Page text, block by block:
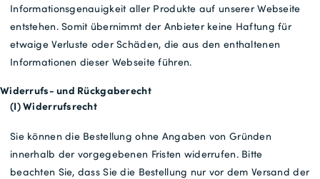
Informationsgenauigkeit aller Produkte auf unserer Webseite
entstehen. Somit übernimmt der Anbieter keine Haftung für
etwaige Verluste oder Schäden, die aus den enthaltenen
Informationen dieser Webseite führen.
Widerrufs- und Rückgaberecht
(I) Widerrufsrecht
Sie können die Bestellung ohne Angaben von Gründen
innerhalb der vorgegebenen Fristen widerrufen. Bitte
beachten Sie, dass Sie die Bestellung nur vor dem Versand der